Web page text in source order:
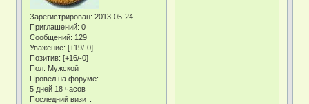
Зарегистрирован: 2013-05-24
Приглашений: 0
Сообщений: 129
Уважение: [+19/-0]
Позитив: [+16/-0]
Пол: Мужской
Провел на форуме:
5 дней 18 часов
Последний визит: